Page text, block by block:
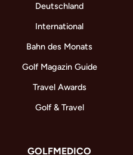
Deutschland
International
Bahn des Monats
Golf Magazin Guide
Travel Awards
Golf & Travel
GOLFMEDICO